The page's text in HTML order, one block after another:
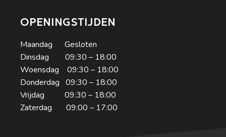
OPENINGSTIJDEN
Maandag Gesloten
Dinsdag 09:30 – 18:00
Woensdag 09:30 – 18:00
Donderdag 09:30 – 18:00
Vrijdag 09:30 – 18:00
Zaterdag 09:00 – 17:00